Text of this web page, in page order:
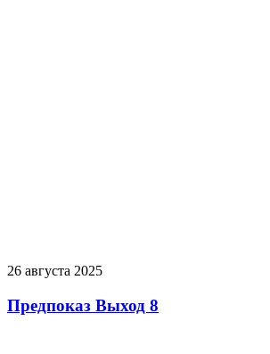
26 августа 2025
Предпоказ Выход 8